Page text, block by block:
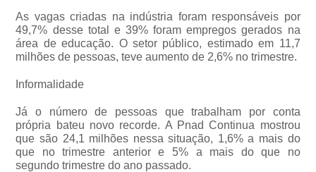
As vagas criadas na indústria foram responsáveis por
49,7% desse total e 39% foram empregos gerados na
área de educação. O setor público, estimado em 11,7
milhões de pessoas, teve aumento de 2,6% no trimestre.
Informalidade
Já o número de pessoas que trabalham por conta
própria bateu novo recorde. A Pnad Continua mostrou
que são 24,1 milhões nessa situação, 1,6% a mais do
que no trimestre anterior e 5% a mais do que no
segundo trimestre do ano passado.